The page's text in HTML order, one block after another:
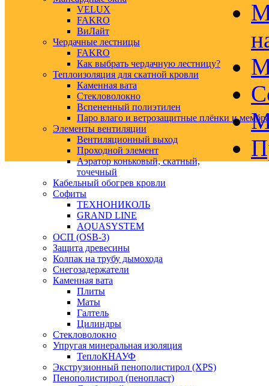
VELUX
FAKRO
ВиЛайт
Чердачные лестницы
FAKRO
Как выбрать чердачную лестницу?
Теплоизоляция для скатной кровли
Каменная вата
Стекловолокно
Вспененный полиэтилен
Паро влаго и ветрозащитные плёнки и
Элементы вентиляции
Вентиляционный выход
Проходной элемент
Аэратор коньковый, скатный,
точечный
Кабельный обогрев кровли
Софиты
ТЕХНОНИКОЛЬ
GRAND LINE
AQUASYSTEM
ОСП (OSB-3)
Защита древесины
Колпак на трубу дымохода
Снегозадержатели
Каменная вата
Плиты
Маты
Галтель
Цилиндры
Стекловолокно
Упругая минеральная изоляция
ТеплоКНАУФ
Экструзионный пенополистирол (XPS)
Пенополистирол (пенопласт)